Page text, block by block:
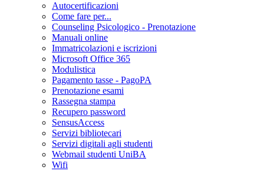
Autocertificazioni
Come fare per...
Counseling Psicologico - Prenotazione
Manuali online
Immatricolazioni e iscrizioni
Microsoft Office 365
Modulistica
Pagamento tasse - PagoPA
Prenotazione esami
Rassegna stampa
Recupero password
SensusAccess
Servizi bibliotecari
Servizi digitali agli studenti
Webmail studenti UniBA
Wifi